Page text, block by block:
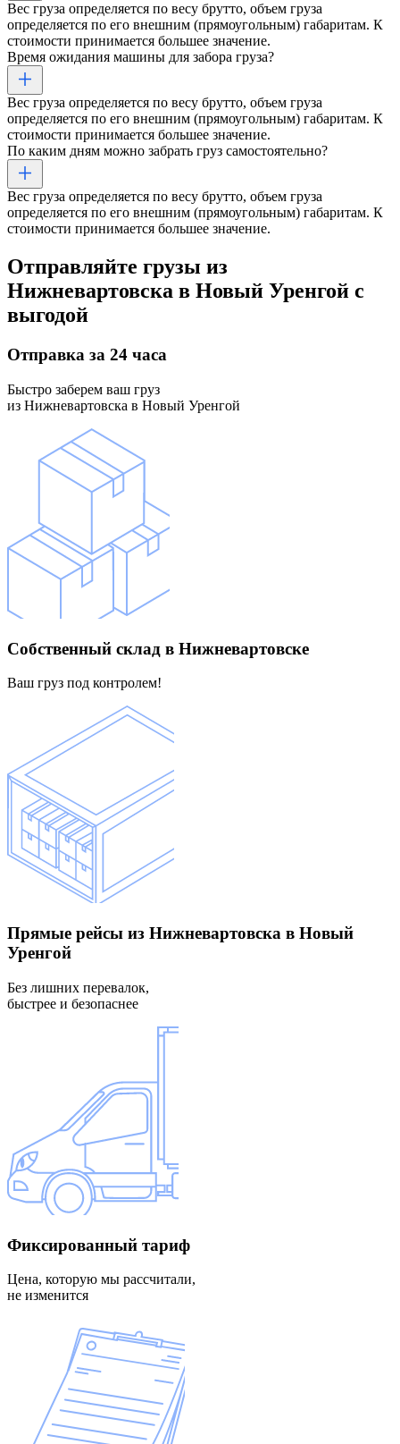
Вес груза определяется по весу брутто, объем груза
определяется по его внешним (прямоугольным) габаритам. К
стоимости принимается большее значение.
Время ожидания машины для забора груза?
Вес груза определяется по весу брутто, объем груза
определяется по его внешним (прямоугольным) габаритам. К
стоимости принимается большее значение.
По каким дням можно забрать груз самостоятельно?
Вес груза определяется по весу брутто, объем груза
определяется по его внешним (прямоугольным) габаритам. К
стоимости принимается большее значение.
Отправляйте грузы из
Нижневартовска в Новый Уренгой с
выгодой
Отправка за 24 часа
Быстро заберем ваш груз
из Нижневартовска в Новый Уренгой
Собственный склад в Нижневартовске
Ваш груз под контролем!
Прямые рейсы из Нижневартовска в Новый
Уренгой
Без лишних перевалок,
быстрее и безопаснее
Фиксированный тариф
Цена, которую мы рассчитали,
не изменится